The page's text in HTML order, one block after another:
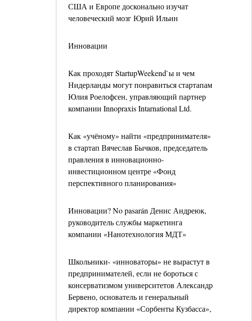
США и Европе досконально изучат
человеческий мозг Юрий Ильин
Инновации
Как проходят StartupWeekend`ы и чем
Нидерланды могут понравиться стартапам
Юлия Роелофсен, управляющий партнер
компании Innopraxis Intarnational Ltd.
Как «учёному» найти «предпринимателя»
в стартап Вячеслав Бычков, председатель
правления в инновационно-
инвестиционном центре «Фонд
перспективного планирования»
Инновации? No pasarán Денис Андреюк,
руководитель службы маркетинга
компании «Нанотехнология МДТ»
Школьники- «инноваторы» не вырастут в
предпринимателей, если не бороться с
консерватизмом университетов Александр
Бервено, основатель и генеральный
директор компании «Сорбенты Кузбасса»,